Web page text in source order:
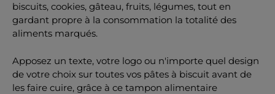
biscuits, cookies, gâteau, fruits, légumes, tout en
gardant propre à la consommation la totalité des
aliments marqués.
Apposez un texte, votre logo ou n'importe quel design
de votre choix sur toutes vos pâtes à biscuit avant de
les faire cuire, grâce à ce tampon alimentaire